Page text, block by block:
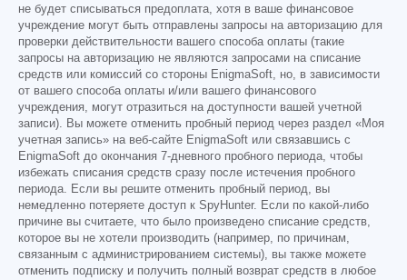
не будет списываться предоплата, хотя в ваше финансовое
учреждение могут быть отправлены запросы на авторизацию для
проверки действительности вашего способа оплаты (такие
запросы на авторизацию не являются запросами на списание
средств или комиссий со стороны EnigmaSoft, но, в зависимости
от вашего способа оплаты и/или вашего финансового
учреждения, могут отразиться на доступности вашей учетной
записи). Вы можете отменить пробный период через раздел «Моя
учетная запись» на веб-сайте EnigmaSoft или связавшись с
EnigmaSoft до окончания 7-дневного пробного периода, чтобы
избежать списания средств сразу после истечения пробного
периода. Если вы решите отменить пробный период, вы
немедленно потеряете доступ к SpyHunter. Если по какой-либо
причине вы считаете, что было произведено списание средств,
которое вы не хотели производить (например, по причинам,
связанным с администрированием системы), вы также можете
отменить подписку и получить полный возврат средств в любое